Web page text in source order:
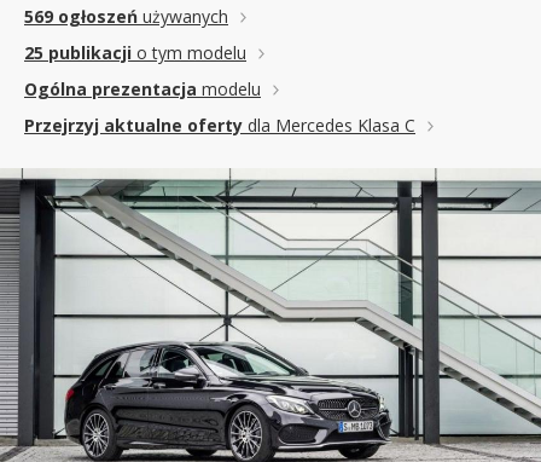
569 ogłoszeń używanych
25 publikacji o tym modelu
Ogólna prezentacja modelu
Przejrzyj aktualne oferty dla Mercedes Klasa C